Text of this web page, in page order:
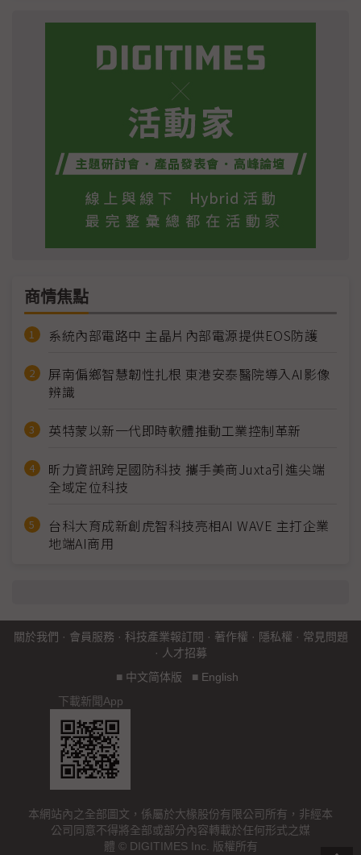
商情焦點
系統內部電路中 主晶片內部電源提供EOS防護
屏南偏鄉智慧韌性扎根 東港安泰醫院導入AI影像
辨識
英特蒙以新一代即時軟體推動工業控制革新
昕力資訊跨足國防科技 攜手美商Juxta引進尖端
全域定位科技
台科大育成新創虎智科技亮相AI WAVE 主打企業
地端AI商用
關於我們 · 會員服務 · 科技產業報訂閱 · 著作權 · 隱私權 · 常見問題
· 人才招募
■ 中文简体版 ■ English
下載新聞App
本網站內之全部圖文，係屬於大椽股份有限公司所有，非經本
公司同意不得將全部或部分內容轉載於任何形式之媒
體 © DIGITIMES Inc. 版權所有